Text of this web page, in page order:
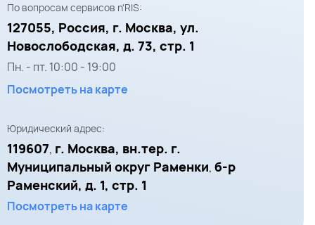
По вопросам сервисов n'RIS:
127055, Россия, г. Москва, ул.
Новослободская, д. 73, стр. 1
Пн. - пт. 10:00 - 19:00
Посмотреть на карте
Юридический адрес:
119607, г. Москва, вн.тер. г.
Муниципальный округ Раменки, б-р
Раменский, д. 1, стр. 1
Посмотреть на карте